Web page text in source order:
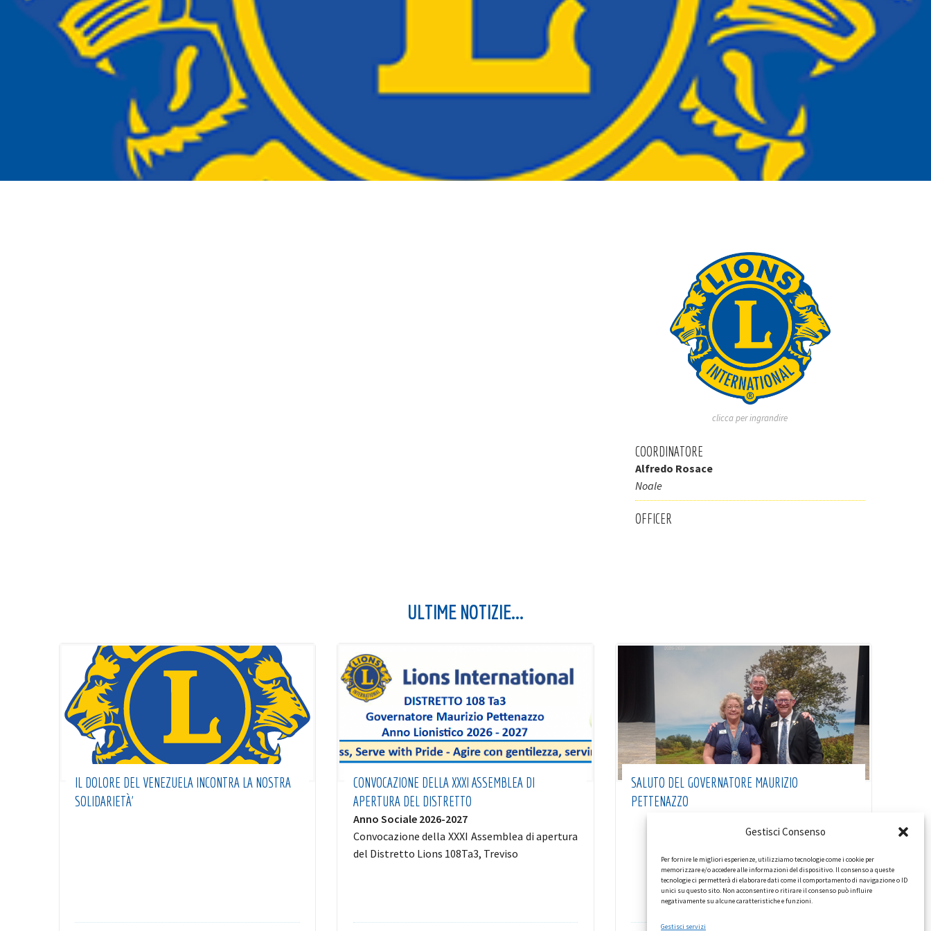
Gestisci Consenso
Per fornire le migliori esperienze, utilizziamo tecnologie come i cookie per
memorizzare e/o accedere alle informazioni del dispositivo. Il consenso a queste
tecnologie ci permetterà di elaborare dati come il comportamento di navigazione o ID
unici su questo sito. Non acconsentire o ritirare il consenso può influire
negativamente su alcune caratteristiche e funzioni.
Gestisci servizi
clicca per ingrandire
COORDINATORE
Alfredo Rosace
Noale
OFFICER
ULTIME NOTIZIE...
IL DOLORE DEL VENEZUELA INCONTRA LA NOSTRA
SOLIDARIETÀ’
CONVOCAZIONE DELLA XXXI ASSEMBLEA DI
APERTURA DEL DISTRETTO
Anno Sociale 2026-2027
Convocazione della XXXI Assemblea di apertura
del Distretto Lions 108Ta3, Treviso
SALUTO DEL GOVERNATORE MAURIZIO
PETTENAZZO